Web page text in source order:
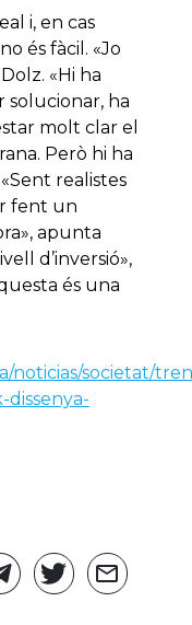
i, en cas
és fàcil. «Jo
«Hi ha
solucionar, ha
molt clar el
Però hi ha
realistes
fent un
apunta
d’inversió»,
és una
noticias/societat/